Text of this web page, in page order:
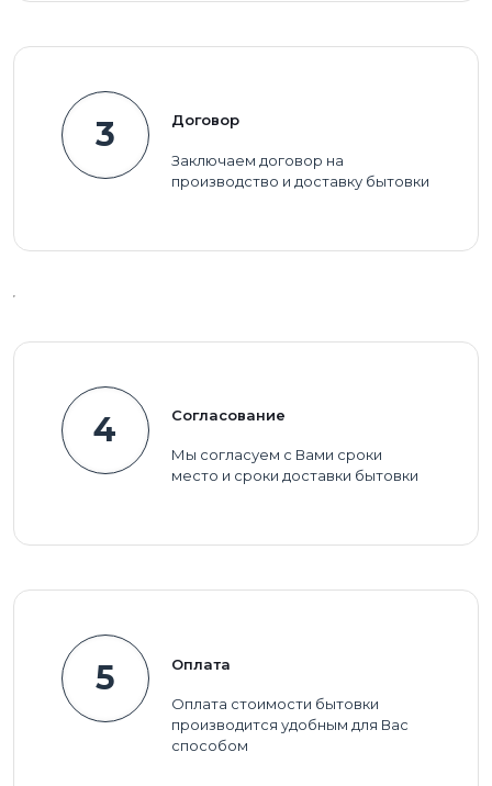
3 Договор
Заключаем договор на
производство и доставку бытовки
4 Согласование
Мы согласуем с Вами сроки
место и сроки доставки бытовки
5 Оплата
Оплата стоимости бытовки
производится удобным для Вас
способом